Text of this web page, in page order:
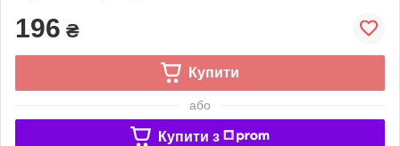
196 ₴
Купити
або
Купити з